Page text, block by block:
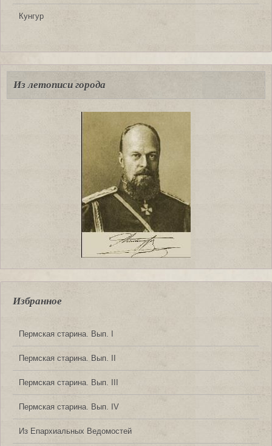
Кунгур
Из летописи города
Избранное
Пермская старина. Вып. I
Пермская старина. Вып. II
Пермская старина. Вып. III
Пермская старина. Вып. IV
Из Епархиальных Ведомостей